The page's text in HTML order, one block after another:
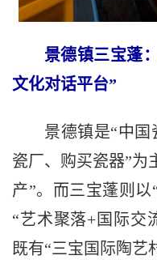
景德镇三宝蓬
文化对话平台”
景德镇是“中
瓷厂、购买瓷器”为
产”。而三宝蓬则
“艺术聚落+国际交
既有“三宝国际陶艺